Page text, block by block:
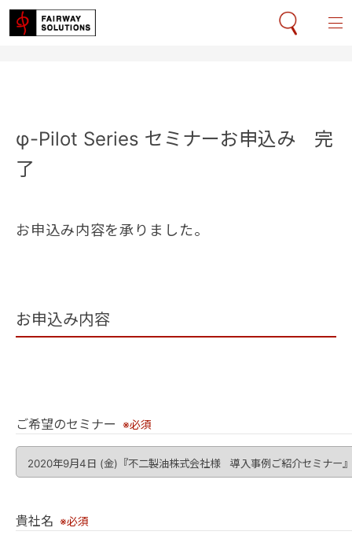
φ-Pilot Series セミナーお申込み 完
了
お申込み内容を承りました。
お申込み内容
ご希望のセミナー ※必須
貴社名 ※必須